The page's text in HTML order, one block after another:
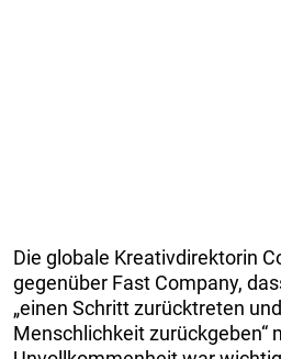
Die globale Kreativdirektorin
gegenüber Fast Company,
„einen Schritt zurücktreten
Menschlichkeit zurückgeben“